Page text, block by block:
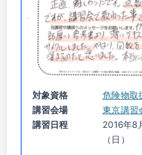
対象資格
危険物取
講習会場
東京講習
講習日程
2016年8
（日）